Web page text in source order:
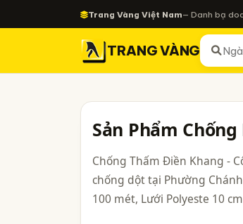
Trang Vàng Việt Nam— Danh bạ
TRANG VÀNG
Sản Phẩm
Chống Thấm Điền Khang -
chống dột tại Phường
100 mét, Lưới Polyeste 10